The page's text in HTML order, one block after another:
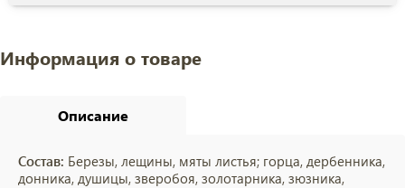
Информация о товаре
Описание
Состав: Березы, лещины, мяты листья; горца, дербенника,
донника, душицы, зверобоя, золотарника, зюзника,